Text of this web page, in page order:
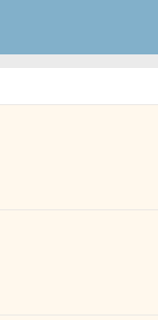
在收拾别人的人生；但
成连自己都陌生的人。
开始，让她第一次学会